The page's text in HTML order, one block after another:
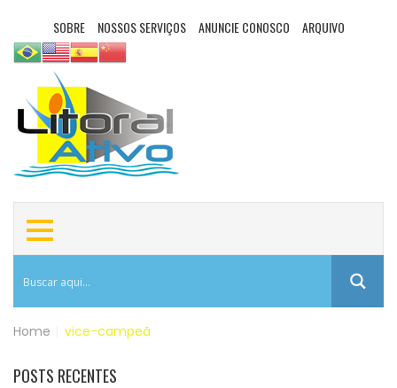
SOBRE NOSSOS SERVIÇOS ANUNCIE CONOSCO ARQUIVO
Home vice-campeã
POSTS RECENTES